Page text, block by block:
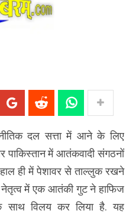
दल सत्ता में आने के लिए
पाकिस्तान में आतंकवादी संगठनों
ही में पेशावर से ताल्लुक रखने
नेतृत्व में एक आतंकी गुट ने हाफिज
साथ विलय कर लिया है. यह